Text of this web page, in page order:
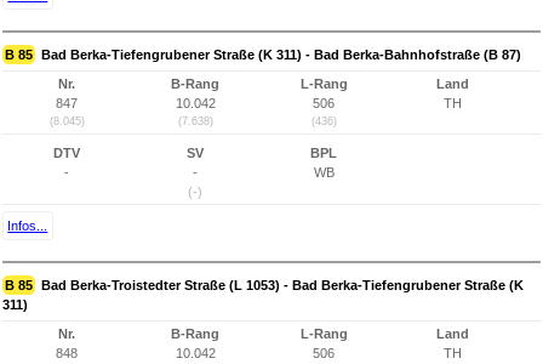
B 85 Bad Berka-Tiefengrubener Straße (K 311) - Bad Berka-Bahnhofstraße (B 87)
Nr.
847
(8.045)
B-Rang
10.042
(7.638)
L-Rang
506
(436)
Land
TH
DTV
-
SV
-
(-)
BPL
WB
Infos...
B 85 Bad Berka-Troistedter Straße (L 1053) - Bad Berka-Tiefengrubener Straße (K
311)
Nr.
848
B-Rang
10.042
L-Rang
506
Land
TH